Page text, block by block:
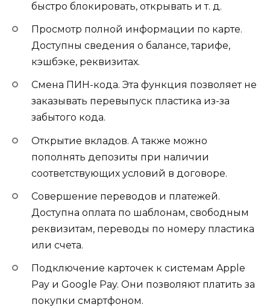
быстро блокировать, открывать и т. д.
Просмотр полной информации по карте.
Доступны сведения о балансе, тарифе,
кэшбэке, реквизитах.
Смена ПИН-кода. Эта функция позволяет не
заказывать перевыпуск пластика из-за
забытого кода.
Открытие вкладов. А также можно
пополнять депозиты при наличии
соответствующих условий в договоре.
Совершение переводов и платежей.
Доступна оплата по шаблонам, свободным
реквизитам, переводы по номеру пластика
или счета.
Подключение карточек к системам Apple
Pay и Google Pay. Они позволяют платить за
покупки смартфоном.